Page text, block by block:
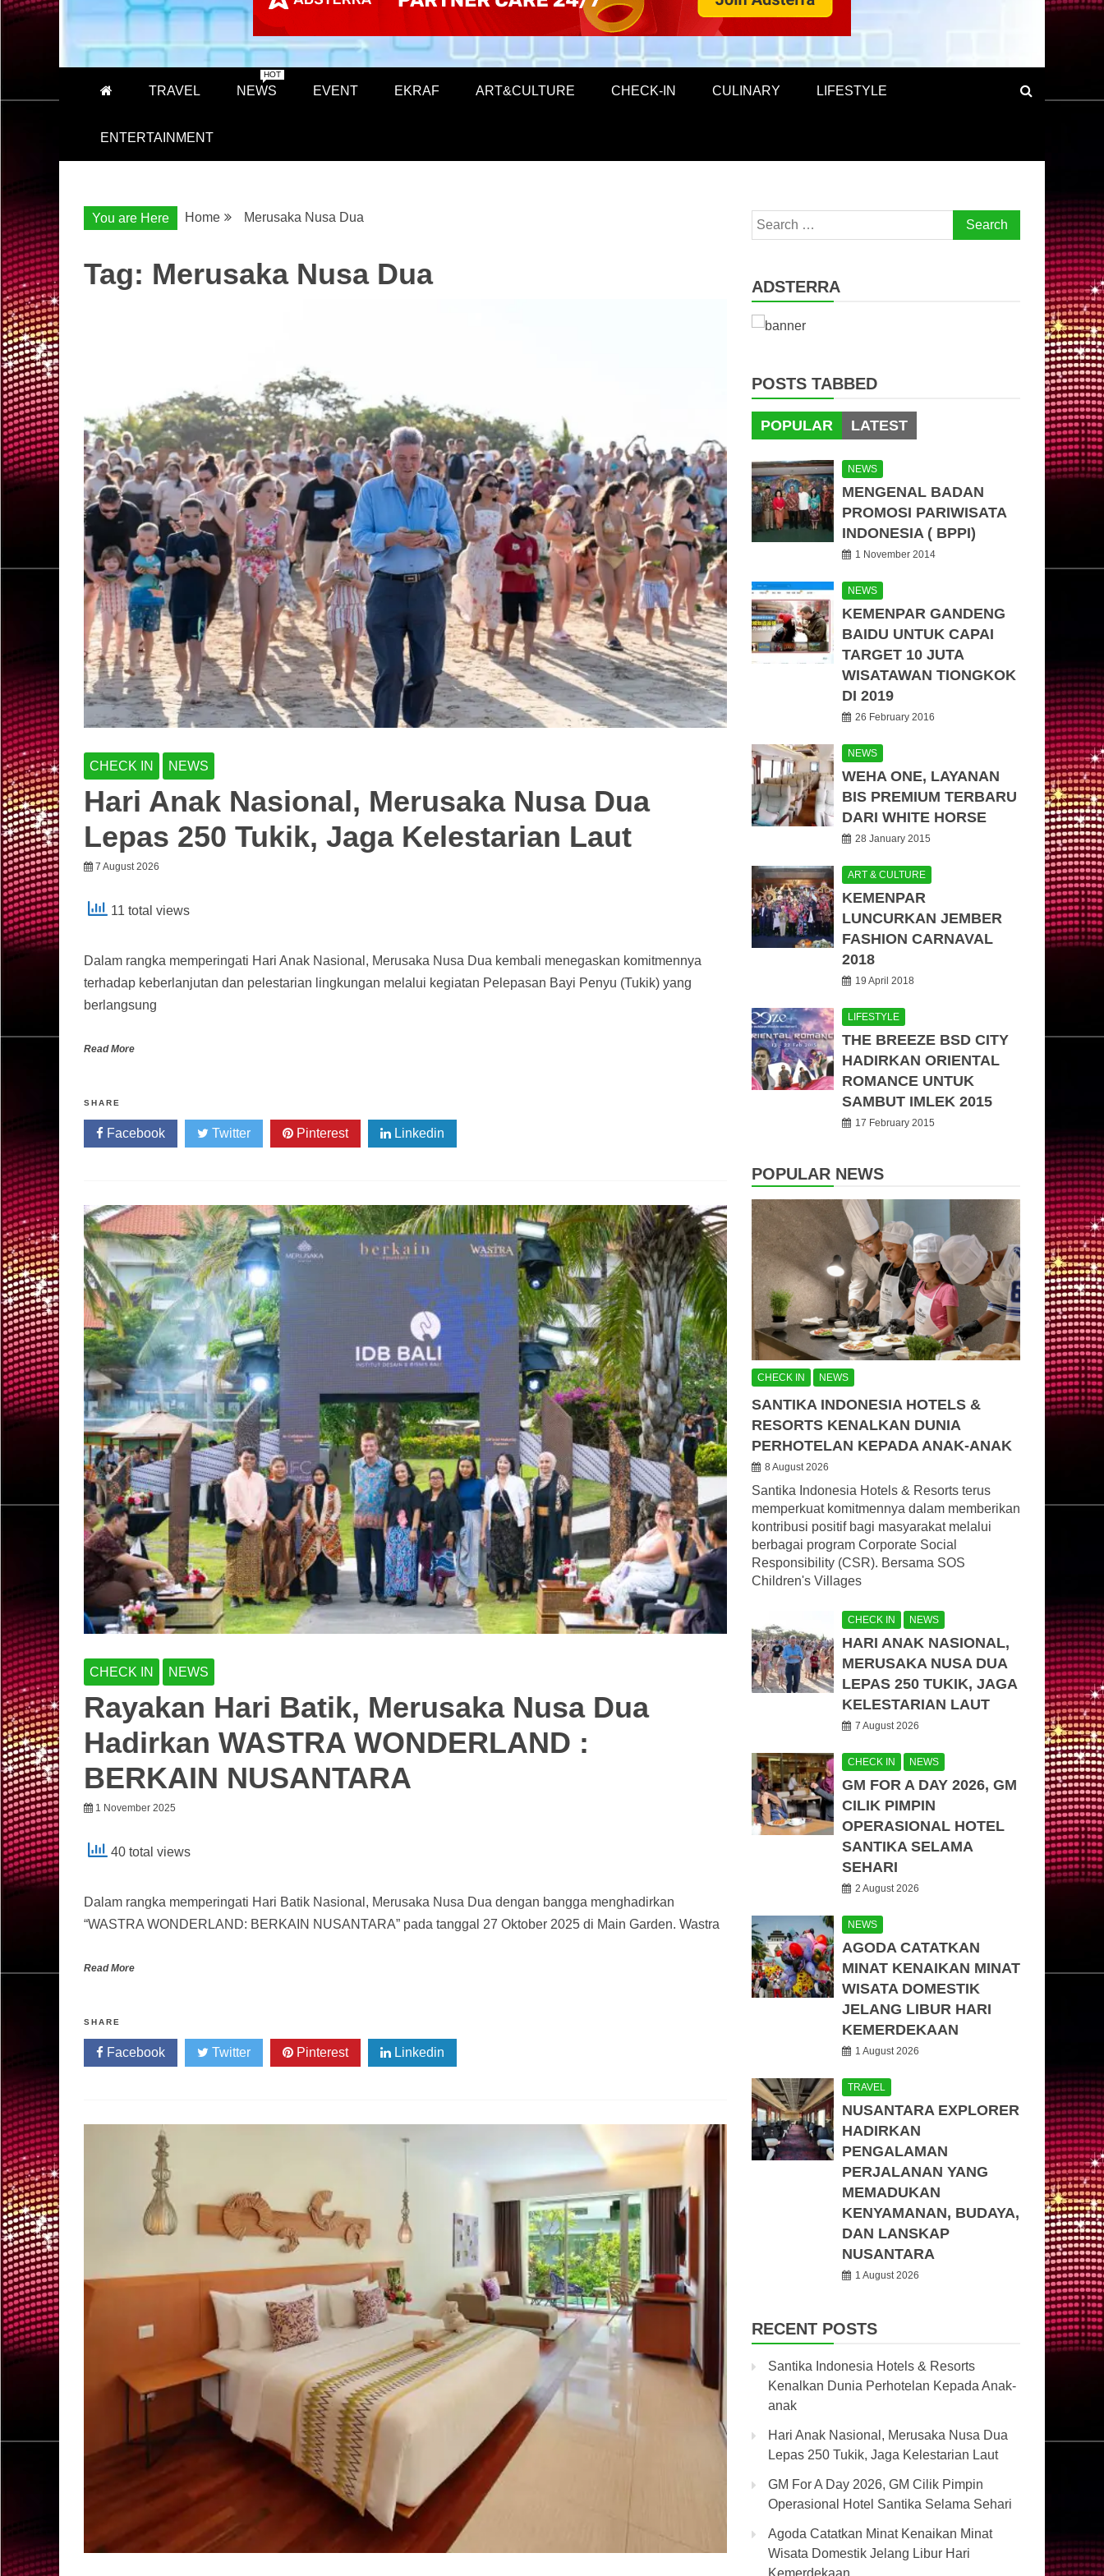
TRAVEL NEWS
HOT
EVENT EKRAF ART&CULTURE CHECK-IN CULINARY LIFESTYLE
ENTERTAINMENT
You are Here Home Merusaka Nusa Dua
Tag: Merusaka Nusa Dua
CHECK IN NEWS
Hari Anak Nasional, Merusaka Nusa Dua
Lepas 250 Tukik, Jaga Kelestarian Laut
7 August 2026
11 total views
Dalam rangka memperingati Hari Anak Nasional, Merusaka Nusa Dua kembali menegaskan komitmennya
terhadap keberlanjutan dan pelestarian lingkungan melalui kegiatan Pelepasan Bayi Penyu (Tukik) yang
berlangsung
Read More
SHARE
Facebook Twitter Pinterest Linkedin
CHECK IN NEWS
Rayakan Hari Batik, Merusaka Nusa Dua
Hadirkan WASTRA WONDERLAND :
BERKAIN NUSANTARA
1 November 2025
40 total views
Dalam rangka memperingati Hari Batik Nasional, Merusaka Nusa Dua dengan bangga menghadirkan
“WASTRA WONDERLAND: BERKAIN NUSANTARA” pada tanggal 27 Oktober 2025 di Main Garden. Wastra
Read More
SHARE
Facebook Twitter Pinterest Linkedin
Search
for:
ADSTERRA
POSTS TABBED
POPULAR LATEST
NEWS
MENGENAL BADAN
PROMOSI PARIWISATA
INDONESIA ( BPPI)
1 November 2014
NEWS
KEMENPAR GANDENG
BAIDU UNTUK CAPAI
TARGET 10 JUTA
WISATAWAN TIONGKOK
DI 2019
26 February 2016
NEWS
WEHA ONE, LAYANAN
BIS PREMIUM TERBARU
DARI WHITE HORSE
28 January 2015
ART & CULTURE
KEMENPAR
LUNCURKAN JEMBER
FASHION CARNAVAL
2018
19 April 2018
LIFESTYLE
THE BREEZE BSD CITY
HADIRKAN ORIENTAL
ROMANCE UNTUK
SAMBUT IMLEK 2015
17 February 2015
POPULAR NEWS
CHECK IN NEWS
SANTIKA INDONESIA HOTELS &
RESORTS KENALKAN DUNIA
PERHOTELAN KEPADA ANAK-ANAK
8 August 2026
Santika Indonesia Hotels & Resorts terus
memperkuat komitmennya dalam memberikan
kontribusi positif bagi masyarakat melalui
berbagai program Corporate Social
Responsibility (CSR). Bersama SOS
Children's Villages
CHECK IN NEWS
HARI ANAK NASIONAL,
MERUSAKA NUSA DUA
LEPAS 250 TUKIK, JAGA
KELESTARIAN LAUT
7 August 2026
CHECK IN NEWS
GM FOR A DAY 2026, GM
CILIK PIMPIN
OPERASIONAL HOTEL
SANTIKA SELAMA
SEHARI
2 August 2026
NEWS
AGODA CATATKAN
MINAT KENAIKAN MINAT
WISATA DOMESTIK
JELANG LIBUR HARI
KEMERDEKAAN
1 August 2026
TRAVEL
NUSANTARA EXPLORER
HADIRKAN
PENGALAMAN
PERJALANAN YANG
MEMADUKAN
KENYAMANAN, BUDAYA,
DAN LANSKAP
NUSANTARA
1 August 2026
RECENT POSTS
Santika Indonesia Hotels & Resorts
Kenalkan Dunia Perhotelan Kepada Anak-
anak
Hari Anak Nasional, Merusaka Nusa Dua
Lepas 250 Tukik, Jaga Kelestarian Laut
GM For A Day 2026, GM Cilik Pimpin
Operasional Hotel Santika Selama Sehari
Agoda Catatkan Minat Kenaikan Minat
Wisata Domestik Jelang Libur Hari